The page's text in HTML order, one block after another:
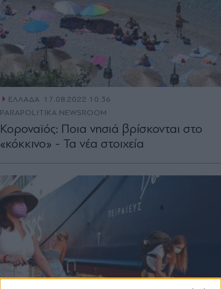
ΕΛΛΑΔΑ
17.08.2022 10:36
PARAPOLITIKA NEWSROOM
Κοροναϊός: Ποια νησιά βρίσκονται στο
«κόκκινο» - Τα νέα στοιχεία